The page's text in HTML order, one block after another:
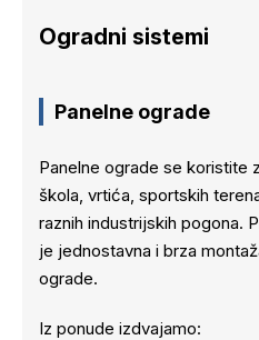
Ogradni sistemi
Panelne ograde
Panelne ograde se koristite
škola, vrtića, sportskih
raznih industrijskih pogona.
je jednostavna i brza
ograde.
Iz ponude izdvajamo: